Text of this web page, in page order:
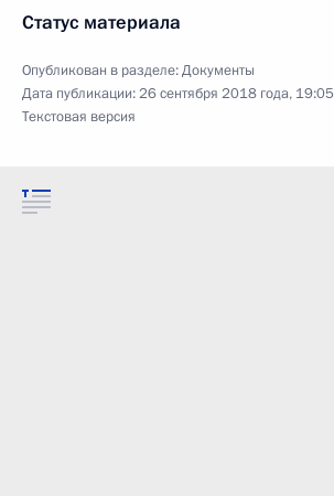
Статус материала
Опубликован в разделе:Документы
Дата публикации:26 сентября 2018 года, 19:05
Текстовая версия